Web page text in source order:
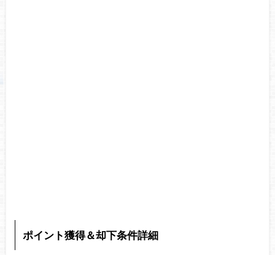
ポイント獲得＆却下条件詳細